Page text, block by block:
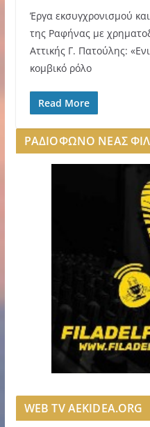
Έργα εκσυγχρονισμού
της Ραφήνας με
Αττικής Γ. Πατούλης:
κομβικό ρόλο
Read More
ΡΑΔΙΟΦΩΝΟ ΝΕΑΣ
WEB TV AEKIDEA.ORG